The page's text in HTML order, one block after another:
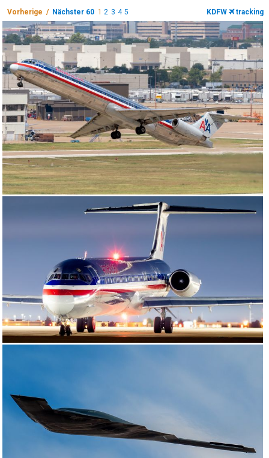
Vorherige / Nächster 60 1 2 3 4 5 KDFW tracking